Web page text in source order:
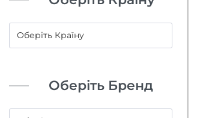
Оберіть Бренд